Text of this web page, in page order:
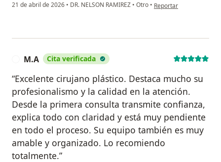
21 de abril de 2026 • DR. NELSON RAMIREZ • Otro • en opinión del usuario
Reportar
M.A Cita verificada
“Excelente cirujano plástico. Destaca mucho su
profesionalismo y la calidad en la atención.
Desde la primera consulta transmite confianza,
explica todo con claridad y está muy pendiente
en todo el proceso. Su equipo también es muy
amable y organizado. Lo recomiendo
totalmente.”